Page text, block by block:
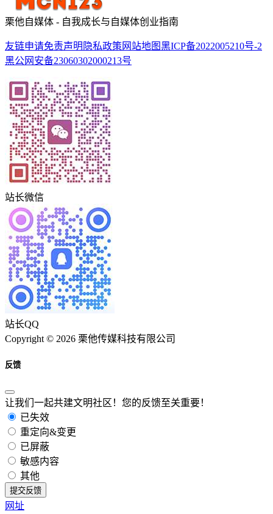
栗他自媒体 - 自我成长与自媒体创业指南
友链申请免责声明 隐私政策 网站地图黑ICP备2022005210号-2
黑公网安备23060302000213号
站长微信
站长QQ
Copyright © 2026 栗他传媒科技有限公司
反馈
让我们一起共建文明社区！您的反馈至关重要！
已失效
重定向&变更
已屏蔽
敏感内容
其他
提交反馈
网址